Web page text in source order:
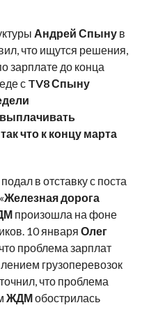
Андрей Спыну в
, что ищутся решения,
зарплате до конца
с TV8 Спыну
что к концу марта
подал в отставку с поста
Железная дорога
произошла на фоне
10 января Олег
проблема зарплат
грузоперевозок
что проблема
ЖДМобострилась